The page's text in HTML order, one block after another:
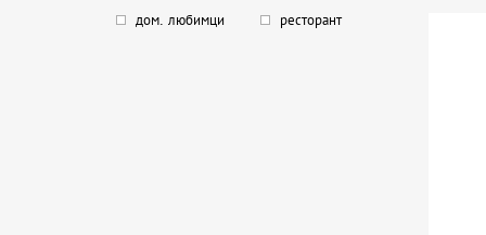
дом. любимци
ресторант